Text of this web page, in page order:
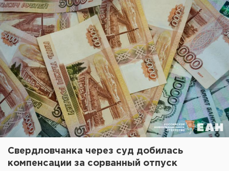
Свердловчанка через суд добилась
компенсации за сорванный отпуск